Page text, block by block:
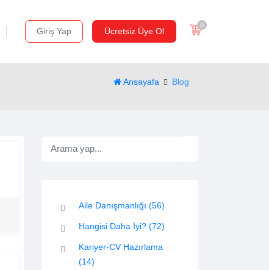
Giriş Yap Ücretsiz Üye Ol
0
Ansayafa Blog
Aile Danışmanlığı (56)
Hangisi Daha İyi? (72)
Kariyer-CV Hazırlama
(14)